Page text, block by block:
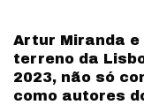
Artur Miranda
terreno da
2023, não só
como autores